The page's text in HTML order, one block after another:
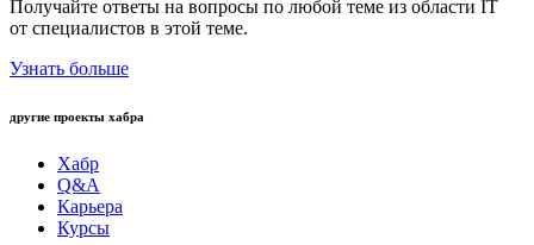
Получайте ответы на вопросы по любой теме из области IT
от специалистов в этой теме.
Узнать больше
другие проекты хабра
Хабр
Q&A
Карьера
Курсы